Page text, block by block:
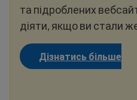
та підроблених
діяти, якщо ви стали
Дізнатись більше